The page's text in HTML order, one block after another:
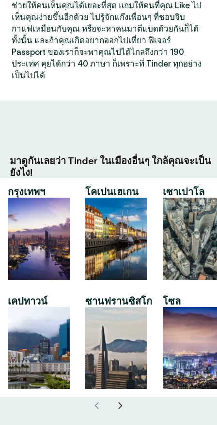
ช่วยให้คนเห็นคุณได้เยอะที่สุด แถมให้คนที่คุณ Like ไป
เห็นคุณง่ายขึ้นอีกด้วย ไปรู้จักแก๊งเพื่อนๆ ที่ชอบจิบ
กาแฟเหมือนกับคุณ หรือจะหาคนมาตีแบดด้วยกันก็ได้
ทั้งนั้น และถ้าคุณเกิดอยากออกไปเที่ยว ฟีเจอร์
Passport ของเราก็จะพาคุณไปได้ไกลถึงกว่า 190
ประเทศ คุยได้กว่า 40 ภาษา ก็เพราะที่ Tinder ทุกอย่าง
เป็นไปได้
มาดูกันเลยว่า Tinder ในเมืองอื่นๆ ใกล้คุณจะเป็น
ยังไง!
กรุงเทพฯ
เคปทาวน์
โคเปนเฮเกน
ซานฟรานซิสโก
เซาเปาโล
โซล